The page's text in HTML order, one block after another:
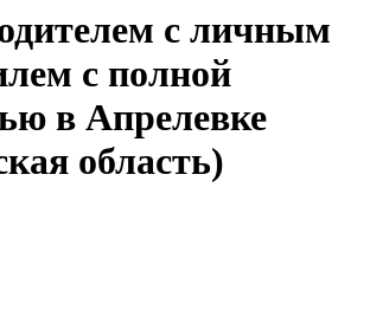
с личным
с полной
в Апрелевке
область)